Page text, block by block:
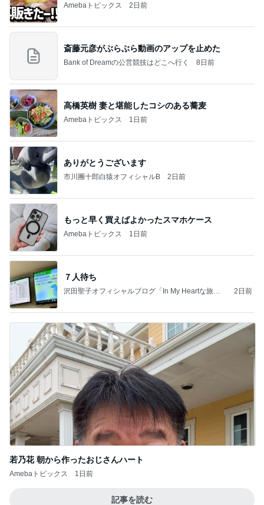
Amebaトピックス 2日前
斎藤元彦がぶらぶら動画のアップを止めた
Bank of Dreamの公営競技はどこへ行く 8日前
高橋英樹 妻と堪能したコシのある蕎麦
Amebaトピックス 1日前
ありがとうございます
市川團十郎白猿オフィシャルB 2日前
もっと早く買えばよかったスマホケース
Amebaトピックス 1日前
７人待ち
沢田聖子オフィシャルブログ「In My Heartな旅日
2日前
若乃花 朝から作ったおじさんハート
Amebaトピックス 1日前
記事を読む